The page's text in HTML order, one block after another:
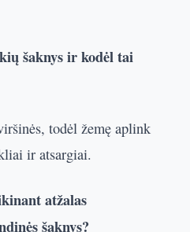
šaknys ir kodėl tai
todėl žemę aplink
ir atsargiai.
atžalas
šaknys?